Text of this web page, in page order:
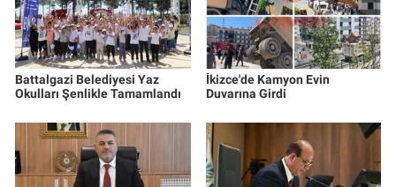
Battalgazi Belediyesi Yaz
Okulları Şenlikle Tamamlandı
İkizce'de Kamyon Evin
Duvarına Girdi